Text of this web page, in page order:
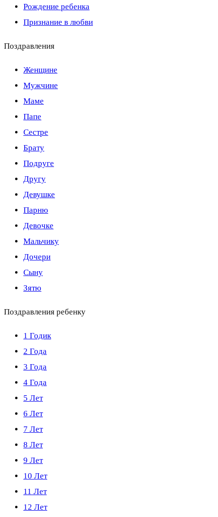
Рождение ребенка
Признание в любви
Поздравления
Женщине
Мужчине
Маме
Папе
Сестре
Брату
Подруге
Другу
Девушке
Парню
Девочке
Мальчику
Дочери
Сыну
Зятю
Поздравления ребенку
1 Годик
2 Года
3 Года
4 Года
5 Лет
6 Лет
7 Лет
8 Лет
9 Лет
10 Лет
11 Лет
12 Лет